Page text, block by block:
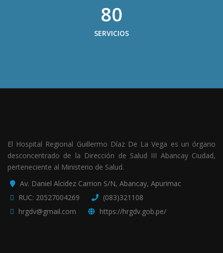
80
SERVICIOS
El Hospital Regional Guillermo Díaz De La Vega es un órgano
desconcentrado de la Dirección de Salud III Abancay Ciudad,
perteneciente al Ministerio de Salud.
Av. Daniel Alcidez Carrion S/N, Abancay, Apurimac
RUC: 20527004269
(083)321108
hrgdv@gmail.com
https://hrgdv.gob.pe/